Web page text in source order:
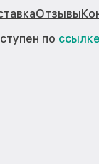
Отзывы
по